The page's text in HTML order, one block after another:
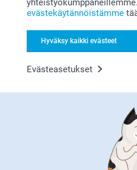
evästekäytännöistämme
Hyväksy kaikki evästeet
Evästeasetukset